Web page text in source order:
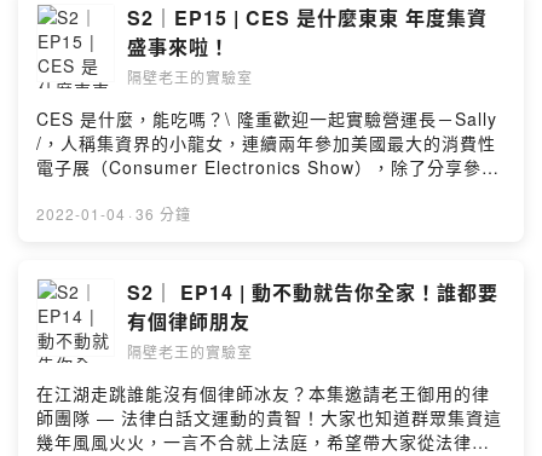
達 XXX 次？最重要ㄉ一點，如何評估會不會被放鳥深度課
金玩家如何省運費Kickstarter VS Indiegogo 超級比一
比！非業配！主持人推薦入坑好物歡迎到「隔壁老王的實
驗室」關注各式實驗中的最新配方：FB：
https://www.facebook.com/neighb0r.wangIG：
https://www.instagram.com/neighb0r_wang/Powered
by Firstory Hosting
S2｜EP15 | CES 是什麼東東 年度集資
盛事來啦！
隔壁老王的實驗室
CES 是什麼，能吃嗎？\ 隆重歡迎一起實驗營運長－Sally
/，人稱集資界的小龍女，連續兩年參加美國最大的消費性
電子展（Consumer Electronics Show），除了分享參展
徵友辣，意者內洽小編😉⠀⠀✨ 本集精華 ✨CES 全名大聲
秘 After Party要怎麼打入廠商的圈圈？在 Las Vegas 紙
醉金迷ㄉ生活老王還逼 Sally 自費買票看 NBA相約莎莉明
年再回鍋分享歡迎到「隔壁老王的實驗室」關注各式實驗
中的最新配方：FB：
https://www.facebook.com/neighb0r.wangIG：
https://www.instagram.com/neighb0r_wang/Powered
by Firstory Hosting
2022-01-04 · 36 分鐘
S2｜ EP14 | 動不動就告你全家！誰都要
有個律師朋友
隔壁老王的實驗室
在江湖走跳誰能沒有個律師冰友？本集邀請老王御用的律
師團隊 — 法律白話文運動的貴智！大家也知道群眾集資這
幾年風風火火，一言不合就上法庭，希望帶大家從法律層